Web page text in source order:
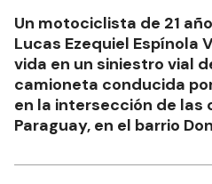
Un motociclista de 21
Lucas Ezequiel Espínola
vida en un siniestro vial
camioneta conducida
en la intersección de las
Paraguay, en el barrio